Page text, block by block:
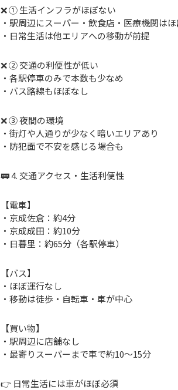
❌ ① 生活インフラがほぼない
・駅周辺にスーパー・飲食店・医療機関は
・日常生活は他エリアへの移動が前提
❌ ② 交通の利便性が低い
・各駅停車のみで本数も少なめ
・バス路線もほぼなし
❌ ③ 夜間の環境
・街灯や人通りが少なく暗いエリアあり
・防犯面で不安を感じる場合も
🚃 4. 交通アクセス・生活利便性
【電車】
・京成佐倉：約4分
・京成成田：約10分
・日暮里：約65分（各駅停車）
【バス】
・ほぼ運行なし
・移動は徒歩・自転車・車が中心
【買い物】
・駅周辺に店舗なし
・最寄りスーパーまで車で約10〜15分
👉 日常生活には車がほぼ必須